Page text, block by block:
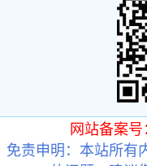
网站备案号
免责申明：本站所有